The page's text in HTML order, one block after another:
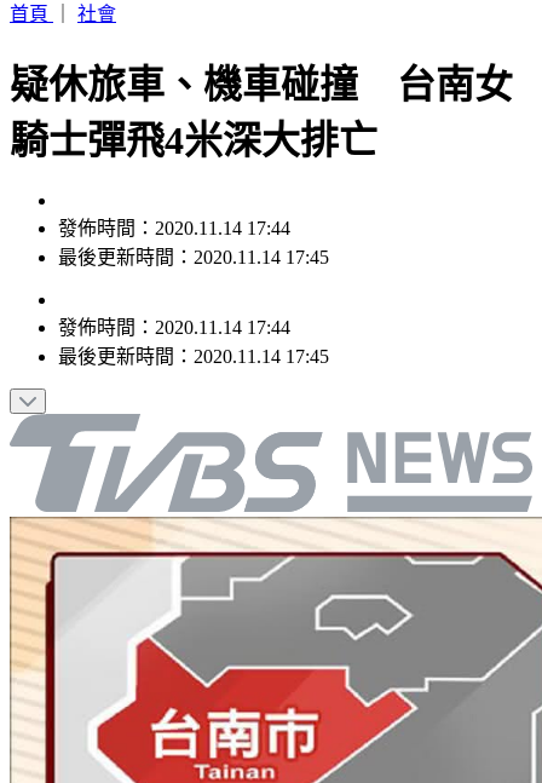
首頁
社會
疑休旅車、機車碰撞 台南女
騎士彈飛4米深大排亡
發佈時間：2020.11.14 17:44
最後更新時間：2020.11.14 17:45
發佈時間： 2020.11.14 17:44
最後更新時間： 2020.11.14 17:45